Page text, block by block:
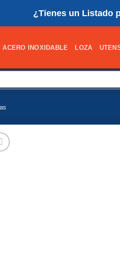
¿Tienes un Listado
ACERO INOXIDABLE LOZA